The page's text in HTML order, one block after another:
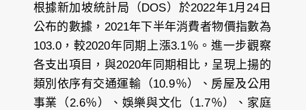
根據新加坡統計局（DOS）於2022年1月24日
公布的數據，2021年下半年消費者物價指數為
103.0，較2020年同期上漲3.1％。進一步觀察
各支出項目，與2020年同期相比，呈現上揚的
類別依序有交通運輸（10.9％）、房屋及公用
事業（2.6％）、娛樂與文化（1.7％）、家庭